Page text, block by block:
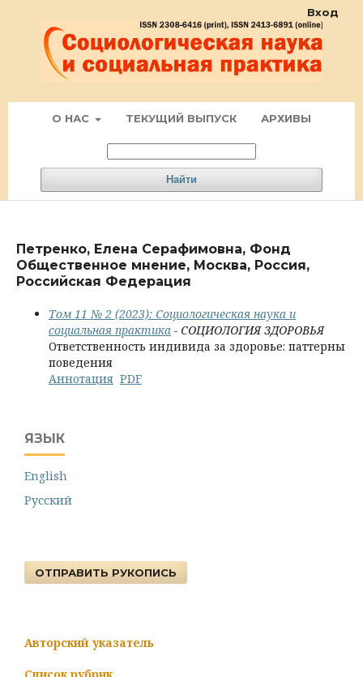
О НАС ТЕКУЩИЙ ВЫПУСК АРХИВЫ
Найти
Вход
Петренко, Елена Серафимовна, Фонд
Общественное мнение, Москва, Россия,
Российская Федерация
Том 11 № 2 (2023): Социологическая наука и
социальная практика - СОЦИОЛОГИЯ ЗДОРОВЬЯ
Ответственность индивида за здоровье: паттерны
поведения
Аннотация PDF
ЯЗЫК
English
Русский
ОТПРАВИТЬ РУКОПИСЬ
Авторский указатель